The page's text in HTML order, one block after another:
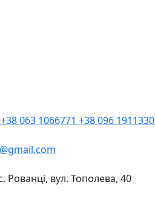
+38 063 1066771 +38 096 1911330
Рованці, вул. Тополева, 40